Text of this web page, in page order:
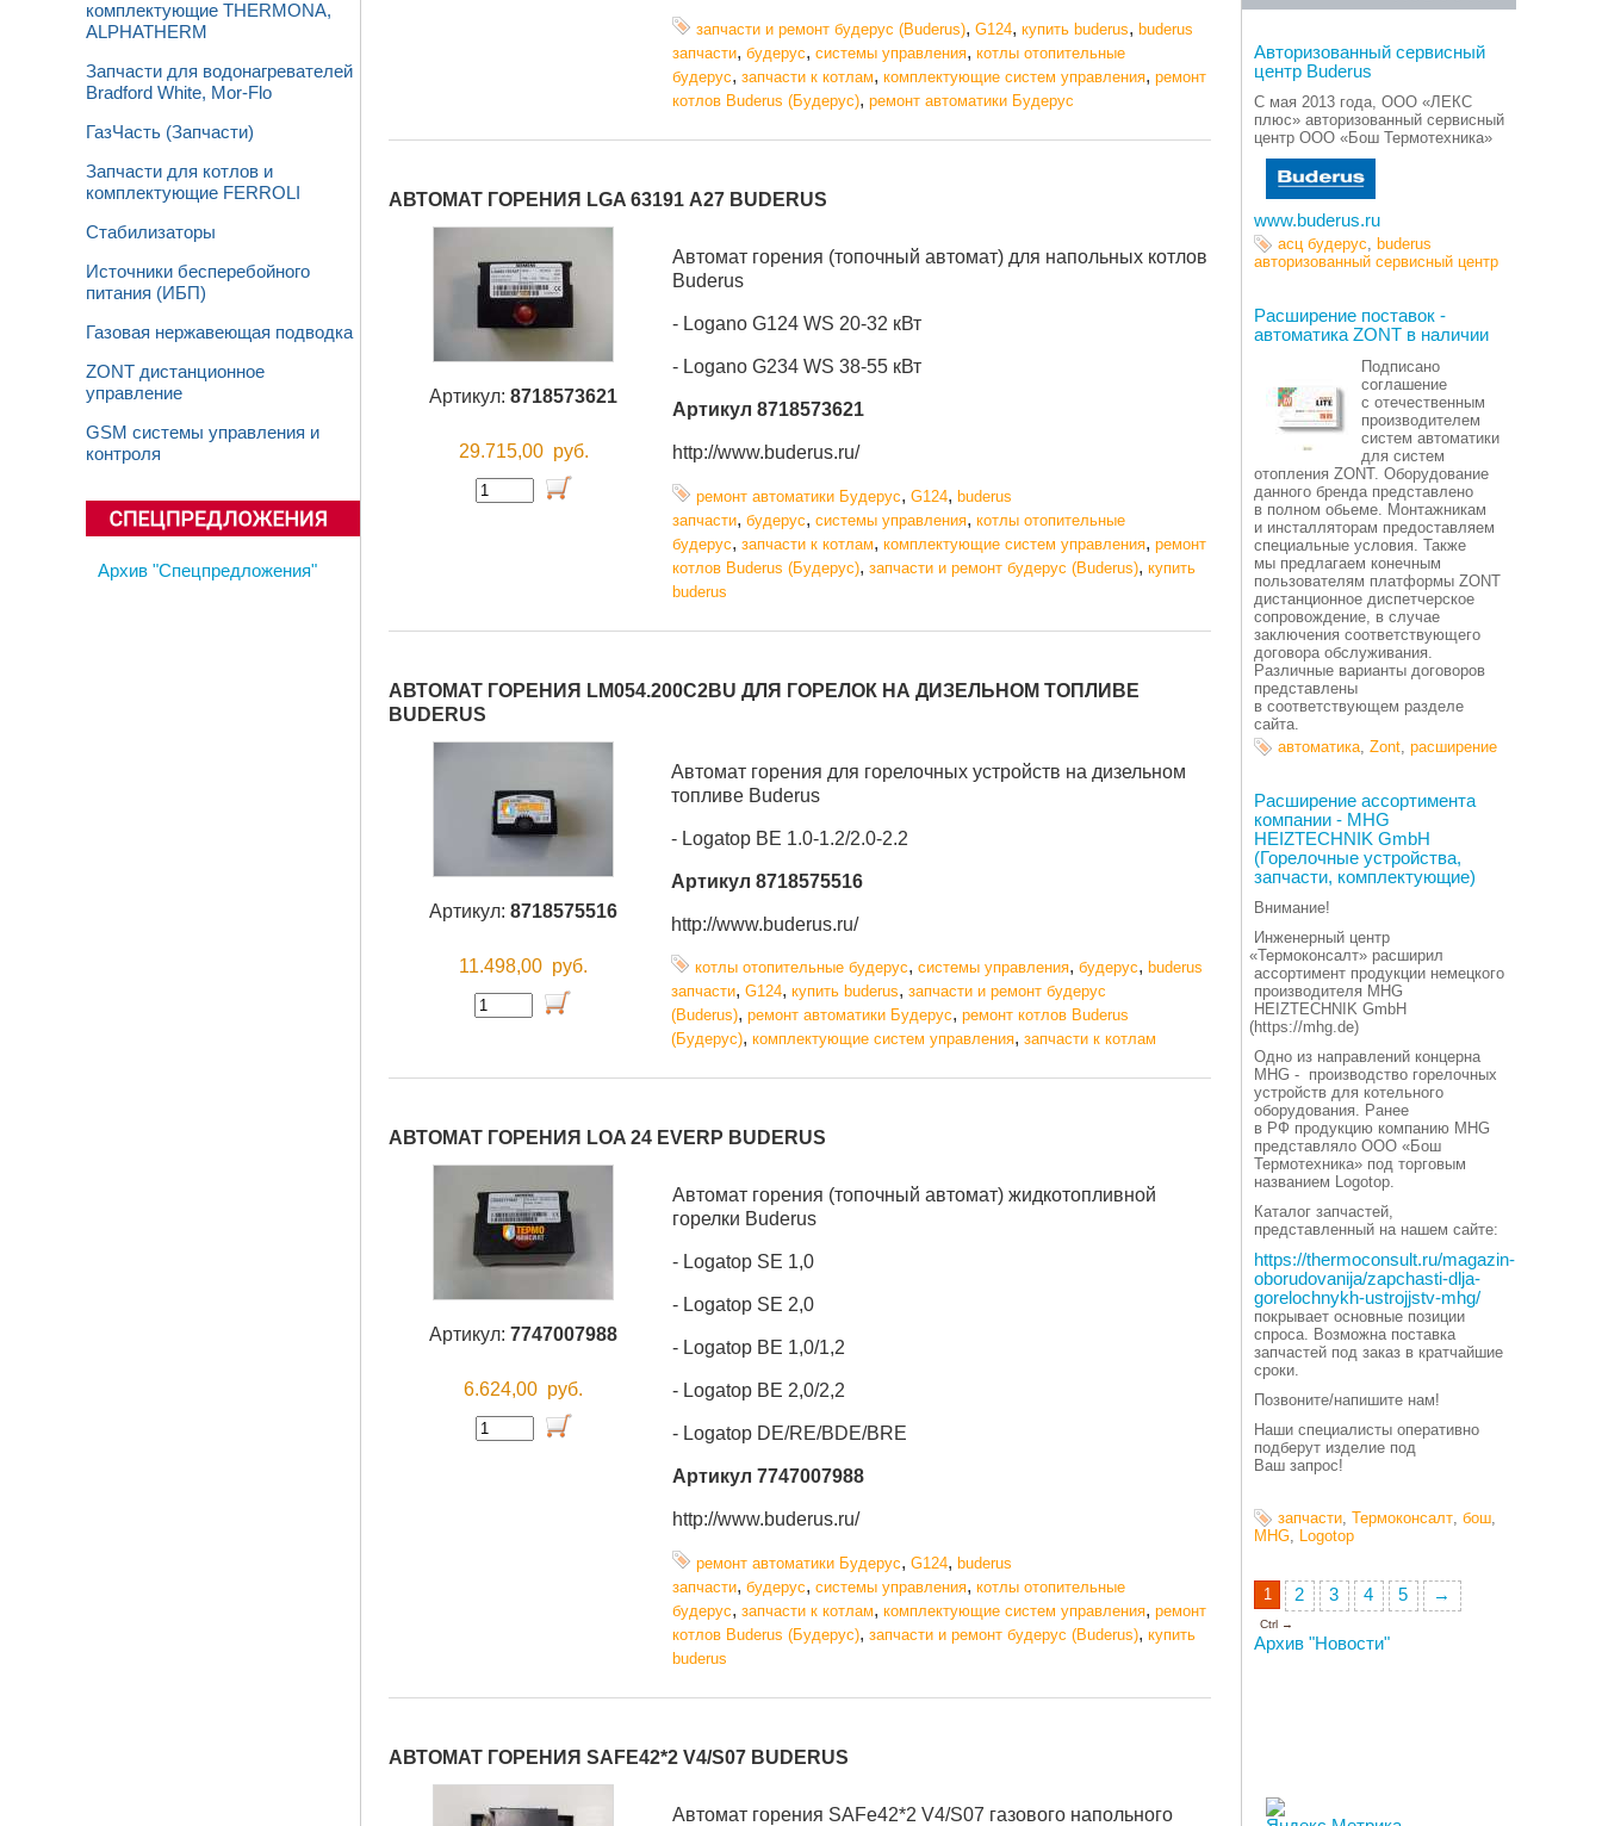
комплектующие THERMONA,
ALPHATHERM
Запчасти для водонагревателей
Bradford White, Mor-Flo
ГазЧасть (Запчасти)
Запчасти для котлов и
комплектующие FERROLI
Стабилизаторы
Источники бесперебойного
питания (ИБП)
Газовая нержавеющая подводка
ZONT дистанционное
управление
GSM системы управления и
контроля
Архив "Спецпредложения"
запчасти и ремонт будерус (Buderus), G124, купить buderus, buderus
запчасти, будерус, системы управления, котлы отопительные
будерус, запчасти к котлам, комплектующие систем управления, ремонт
котлов Buderus (Будерус), ремонт автоматики Будерус
АВТОМАТ ГОРЕНИЯ LGA 63191 А27 BUDERUS
Артикул: 8718573621
29.715,00 руб.
Автомат горения (топочный автомат) для напольных котлов
Buderus
- Logano G124 WS 20-32 кВт
- Logano G234 WS 38-55 кВт
Артикул 8718573621
http://www.buderus.ru/
ремонт автоматики Будерус, G124, buderus
запчасти, будерус, системы управления, котлы отопительные
будерус, запчасти к котлам, комплектующие систем управления, ремонт
котлов Buderus (Будерус), запчасти и ремонт будерус (Buderus), купить
buderus
АВТОМАТ ГОРЕНИЯ LM054.200C2BU ДЛЯ ГОРЕЛОК НА ДИЗЕЛЬНОМ ТОПЛИВЕ
BUDERUS
Артикул: 8718575516
11.498,00 руб.
Автомат горения для горелочных устройств на дизельном
топливе Buderus
- Logatop BE 1.0-1.2/2.0-2.2
Артикул 8718575516
http://www.buderus.ru/
котлы отопительные будерус, системы управления, будерус, buderus
запчасти, G124, купить buderus, запчасти и ремонт будерус
(Buderus), ремонт автоматики Будерус, ремонт котлов Buderus
(Будерус), комплектующие систем управления, запчасти к котлам
АВТОМАТ ГОРЕНИЯ LOA 24 EVERP BUDERUS
Артикул: 7747007988
6.624,00 руб.
Автомат горения (топочный автомат) жидкотопливной
горелки Buderus
- Logatop SE 1,0
- Logatop SE 2,0
- Logatop BE 1,0/1,2
- Logatop BE 2,0/2,2
- Logatop DE/RE/BDE/BRE
Артикул 7747007988
http://www.buderus.ru/
ремонт автоматики Будерус, G124, buderus
запчасти, будерус, системы управления, котлы отопительные
будерус, запчасти к котлам, комплектующие систем управления, ремонт
котлов Buderus (Будерус), запчасти и ремонт будерус (Buderus), купить
buderus
АВТОМАТ ГОРЕНИЯ SAFE42*2 V4/S07 BUDERUS
Автомат горения SAFe42*2 V4/S07 газового напольного
Авторизованный сервисный
центр Buderus
C мая 2013 года, ООО «ЛЕКС
плюс» авторизованный сервисный
центр ООО «Бош Термотехника»
www.buderus.ru
асц будерус, buderus
авторизованный сервисный центр
Расширение поставок -
автоматика ZONT в наличии
Подписано
соглашение
с отечественным
производителем
систем автоматики
для систем
отопления ZONT. Оборудование
данного бренда представлено
в полном обьеме. Монтажникам
и инсталляторам предоставляем
специальные условия. Также
мы предлагаем конечным
пользователям платформы ZONT
дистанционное диспетчерское
сопровождение, в случае
заключения соответствующего
договора обслуживания.
Различные варианты договоров
представлены
в соответствующем разделе
сайта.
автоматика, Zont, расширение
Расширение ассортимента
компании - MHG
HEIZTECHNIK GmbH
(Горелочные устройства,
запчасти, комплектующие)
Внимание!
Инженерный центр
«Термоконсалт» расширил
ассортимент продукции немецкого
производителя MHG
HEIZTECHNIK GmbH
(https://mhg.de)
Одно из направлений концерна
MHG - производство горелочных
устройств для котельного
оборудования. Ранее
в РФ продукцию компанию MHG
представляло ООО «Бош
Термотехника» под торговым
названием Logotop.
Каталог запчастей,
представленный на нашем сайте:
https://thermoconsult.ru/magazin-
oborudovanija/zapchasti-dlja-
gorelochnykh-ustrojjstv-mhg/
покрывает основные позиции
спроса. Возможна поставка
запчастей под заказ в кратчайшие
сроки.
Позвоните/напишите нам!
Наши специалисты оперативно
подберут изделие под
Ваш запрос!
запчасти, Термоконсалт, бош,
MHG, Logotop
1 2 3 4 5 →
Ctrl →
Архив "Новости"